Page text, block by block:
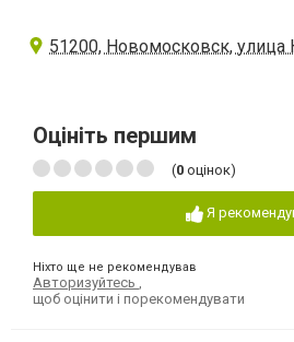
51200, Новомосковск,
Оцініть першим
(0 оцінок)
Я
Ніхто ще не рекомендував
Авторизуйтесь
щоб оцінити і порекомендувати